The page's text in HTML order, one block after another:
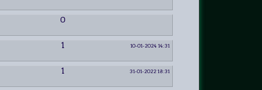
0
1
10-01-2024 14:31
1
31-01-2022 18:31